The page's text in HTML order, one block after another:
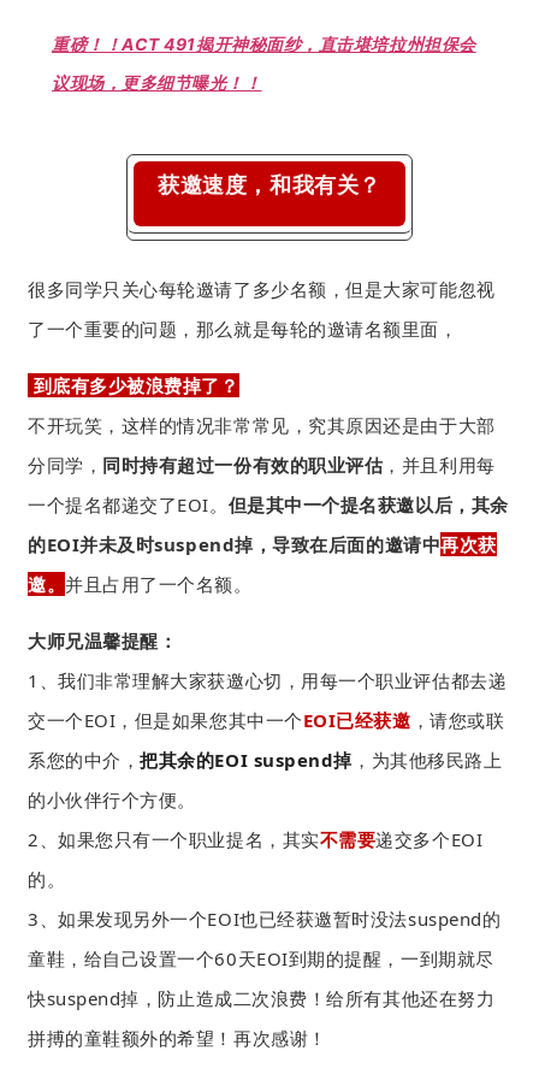
重磅！！ACT 491揭开神秘面纱，直击堪培拉州担保会
议现场，更多细节曝光！！
获邀速度，和我有关？
很多同学只关心每轮邀请了多少名额，但是大家可能忽视
了一个重要的问题，那么就是每轮的邀请名额里面，
到底有多少被浪费掉了？
不开玩笑，这样的情况非常常见，究其原因还是由于大部
分同学， 同时持有超过一份有效的职业评估，并且利用每
一个提名都递交了EOI。 但是其中一个提名获邀以后，其余
的EOI并未及时suspend掉，导致在后面的邀请中再次获
邀。并且占用了一个名额。
大师兄温馨提醒：
1、我们非常理解大家获邀心切，用每一个职业评估都去递
交一个EOI，但是如果您其中一个EOI已经获邀 ，请您或联
系您的中介，把其余的EOI suspend掉 ，为其他移民路上
的小伙伴行个方便。
2、如果您只有一个职业提名，其实不需要递交多个EOI
的。
3、如果发现另外一个EOI也已经获邀暂时没法suspend的
童鞋，给自己设置一个60天EOI到期的提醒，一到期就尽
快suspend掉，防止造成二次浪费！给所有其他还在努力
拼搏的童鞋额外的希望！再次感谢！